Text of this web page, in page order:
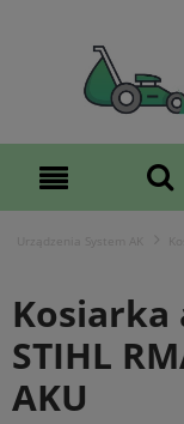
STIHL
AKU